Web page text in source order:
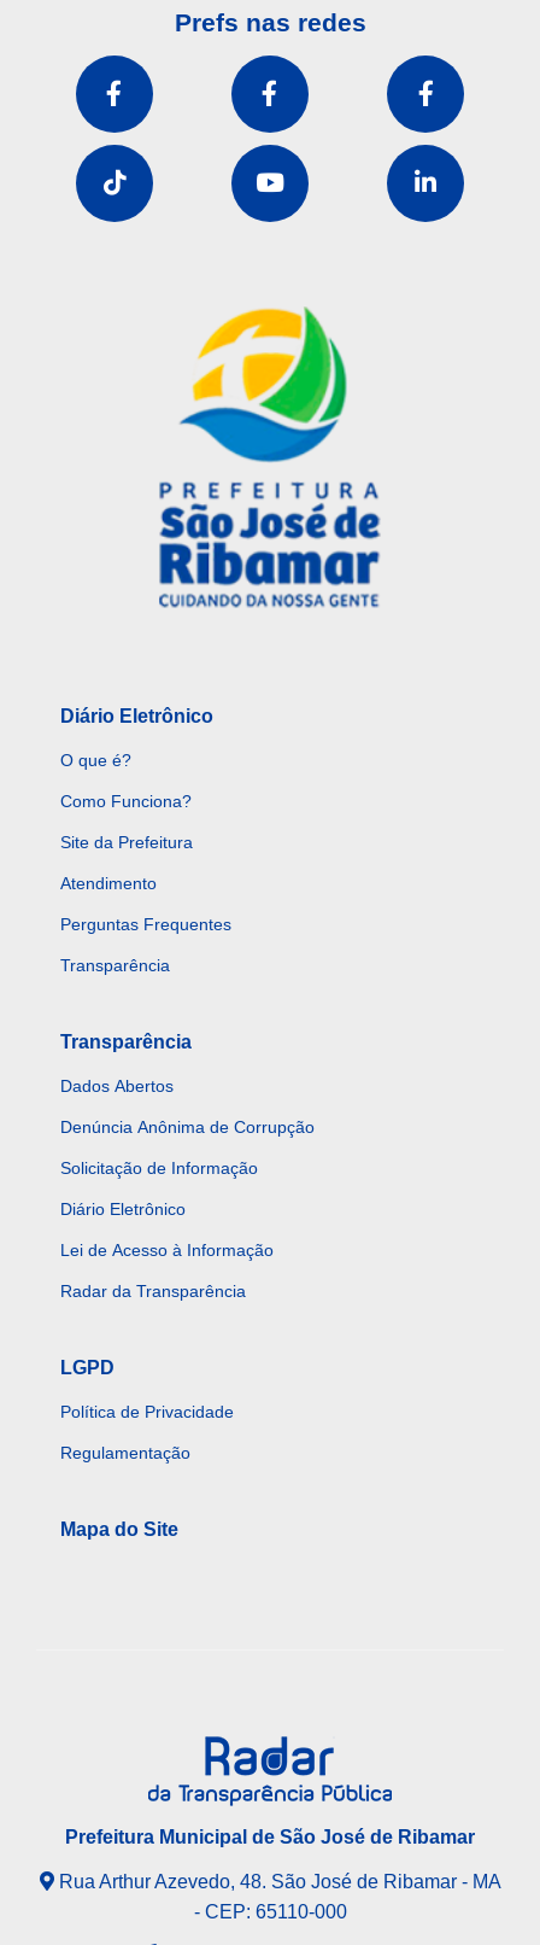
Prefs nas redes
Diário Eletrônico
O que é?
Como Funciona?
Site da Prefeitura
Atendimento
Perguntas Frequentes
Transparência
Transparência
Dados Abertos
Denúncia Anônima de Corrupção
Solicitação de Informação
Diário Eletrônico
Lei de Acesso à Informação
Radar da Transparência
LGPD
Política de Privacidade
Regulamentação
Mapa do Site
Prefeitura Municipal de São José de Ribamar
Rua Arthur Azevedo, 48. São José de Ribamar - MA
- CEP: 65110-000